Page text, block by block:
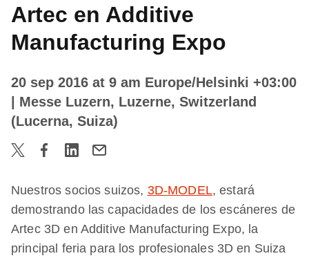
Artec en Additive
Manufacturing Expo
20 sep 2016 at 9 am Europe/Helsinki +03:00
| Messe Luzern, Luzerne, Switzerland
(Lucerna, Suiza)
Nuestros socios suizos, 3D-MODEL, estará
demostrando las capacidades de los escáneres de
Artec 3D en Additive Manufacturing Expo, la
principal feria para los profesionales 3D en Suiza